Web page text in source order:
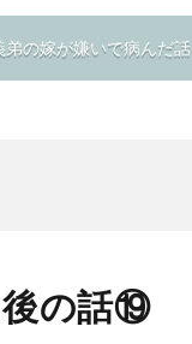
弟の嫁が嫌いで病んだ話
後の話⑲